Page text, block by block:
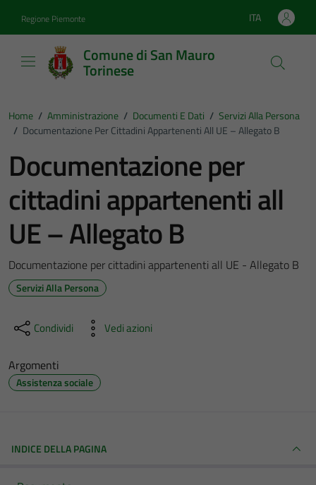
Regione Piemonte Lingua attiva:
ITA
Comune di San Mauro
Torinese
Home / Amministrazione / Documenti E Dati / Servizi Alla Persona
/ Documentazione Per Cittadini Appartenenti All UE – Allegato B
Documentazione per
cittadini appartenenti all
UE – Allegato B
Documentazione per cittadini appartenenti all UE - Allegato B
Servizi Alla Persona
Condividi Vedi azioni
Argomenti
Assistenza sociale
INDICE DELLA PAGINA